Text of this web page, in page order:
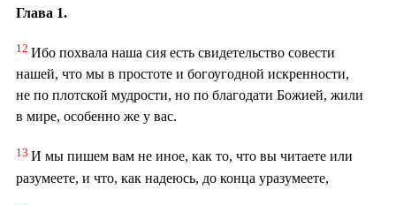
Глава 1.
12 Ибо похвала наша сия есть свидетельство совести
нашей, что мы в простоте и богоугодной искренности,
не по плотской мудрости, но по благодати Божией, жили
в мире, особенно же у вас.
13 И мы пишем вам не иное, как то, что вы читаете или
разумеете, и что, как надеюсь, до конца уразумеете,